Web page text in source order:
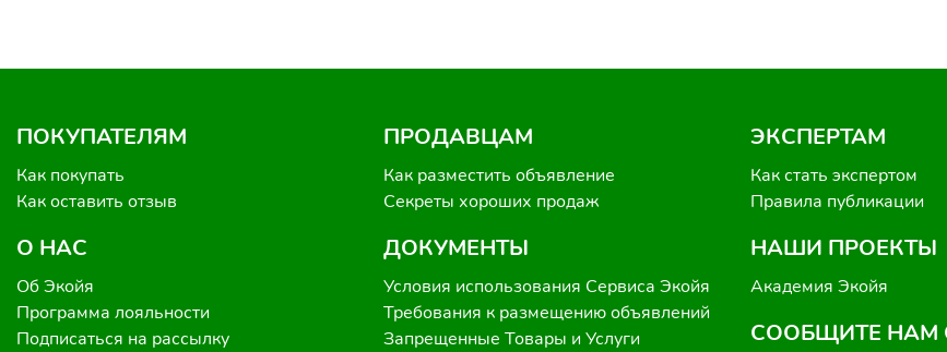
ПОКУПАТЕЛЯМ
Как покупать
Как оставить отзыв
О НАС
Об Экойя
Программа лояльности
Подписаться на рассылку
ПРОДАВЦАМ
Как разместить объявление
Секреты хороших продаж
ДОКУМЕНТЫ
Условия использования Сервиса Экойя
Требования к размещению объявлений
Запрещенные Товары и Услуги
ЭКСПЕРТАМ
Как стать экспертом
Правила публикации
НАШИ ПРОЕКТЫ
Академия Экойя
СООБЩИТЕ НАМ